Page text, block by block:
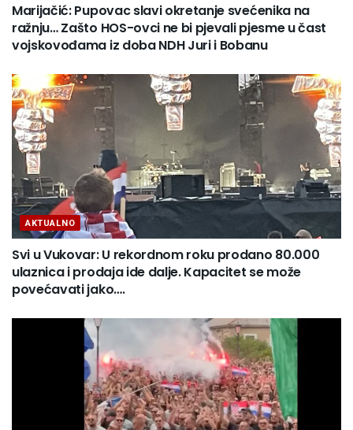
Marijačić: Pupovac slavi okretanje svećenika na
ražnju… Zašto HOS-ovci ne bi pjevali pjesme u čast
vojskovođama iz doba NDH Juri i Bobanu
AKTUALNO
Svi u Vukovar: U rekordnom roku prodano 80.000
ulaznica i prodaja ide dalje. Kapacitet se može
povećavati jako….